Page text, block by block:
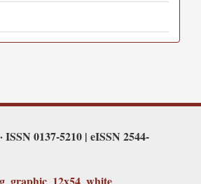
ISSN 0137-5210 | eISSN 2544-